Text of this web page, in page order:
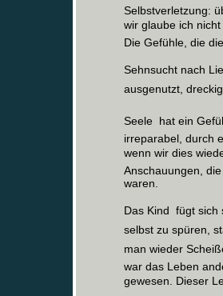
Selbstverletzung:
wir glaube ich
Die Gefühle, die
Sehnsucht nach
ausgenutzt,
Seele  hat ein
irreparabel, durch
wenn wir dies
Anschauungen,
waren.
Das Kind  fügt
selbst zu spüren,
man wieder
war das Leben
gewesen. Dieser